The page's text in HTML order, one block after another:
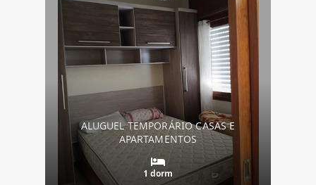
ALUGUEL TEMPORÁRIO CASAS E
APARTAMENTOS
1 dorm